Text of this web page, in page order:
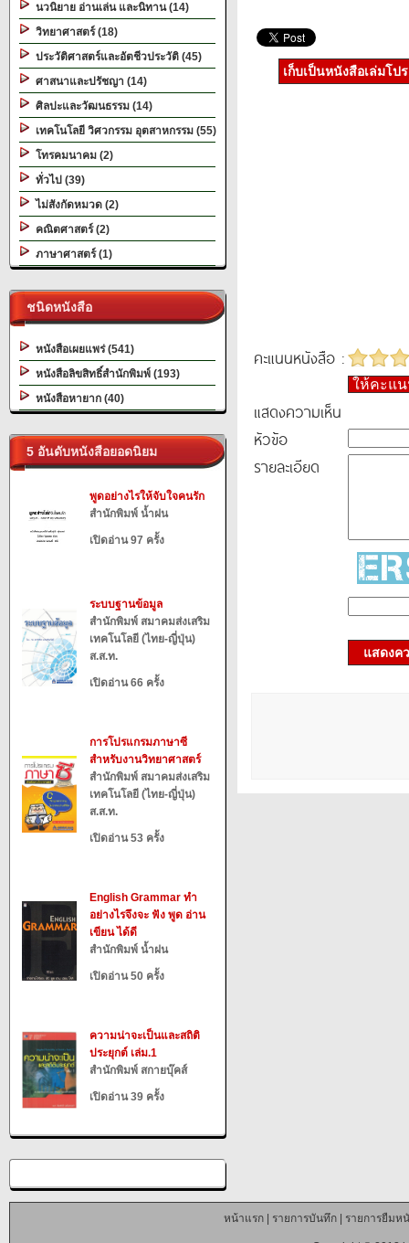
นวนิยาย อ่านเล่น และนิทาน (14)
วิทยาศาสตร์ (18)
ประวัติศาสตร์และอัตชีวประวัติ (45)
ศาสนาและปรัชญา (14)
ศิลปะและวัฒนธรรม (14)
เทคโนโลยี วิศวกรรม อุตสาหกรรม (55)
โทรคมนาคม (2)
ทั่วไป (39)
ไม่สังกัดหมวด (2)
คณิตศาสตร์ (2)
ภาษาศาสตร์ (1)
ชนิดหนังสือ
หนังสือเผยแพร่ (541)
หนังสือลิขสิทธิ์สำนักพิมพ์ (193)
หนังสือหายาก (40)
5 อันดับหนังสือยอดนิยม
พูดอย่างไรให้จับใจคนรัก
สำนักพิมพ์ น้ำฝน
เปิดอ่าน 97 ครั้ง
ระบบฐานข้อมูล
สำนักพิมพ์ สมาคมส่งเสริม
เทคโนโลยี (ไทย-ญี่ปุ่น)
ส.ส.ท.
เปิดอ่าน 66 ครั้ง
การโปรแกรมภาษาซี
สำหรับงานวิทยาศาสตร์
สำนักพิมพ์ สมาคมส่งเสริม
เทคโนโลยี (ไทย-ญี่ปุ่น)
ส.ส.ท.
เปิดอ่าน 53 ครั้ง
English Grammar ทำ
อย่างไรจึงจะ ฟัง พูด อ่าน
เขียน ได้ดี
สำนักพิมพ์ น้ำฝน
เปิดอ่าน 50 ครั้ง
ความน่าจะเป็นและสถิติ
ประยุกต์ เล่ม.1
สำนักพิมพ์ สกายบุ๊คส์
เปิดอ่าน 39 ครั้ง
เก็บเป็นหนังสือเล่มโป
คะแนนหนังสือ :
ให้คะแ
แสดงความเห็น
หัวข้อ
รายละเอียด
แสดงค
หน้าแรก| รายการบันทึก| รายการยืมห